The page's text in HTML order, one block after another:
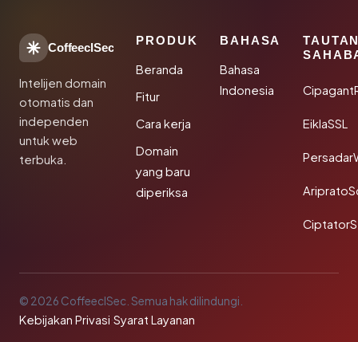
CoffeeclSec
Intelijen domain
otomatis dan
independen
untuk web
terbuka.
PRODUK
Beranda
Fitur
Cara kerja
Domain
yang baru
diperiksa
BAHASA
Bahasa
Indonesia
EiklaSSL
© 2026 CoffeeclSec. Semua hak dilindungi.
Kebijakan Privasi·Syarat Layanan